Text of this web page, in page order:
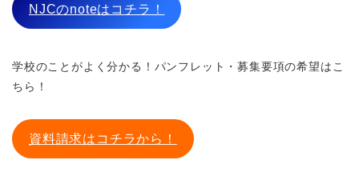
NJCのnoteはコチラ！
学校のことがよく分かる！パンフレット・募集要項の希望はこ
ちら！
資料請求はコチラから！